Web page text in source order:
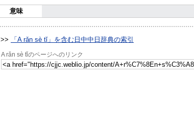
意味
>> 「A rǎn sè tǐ」を含む日中中日辞典の索引
A rǎn sè tǐのページへのリンク